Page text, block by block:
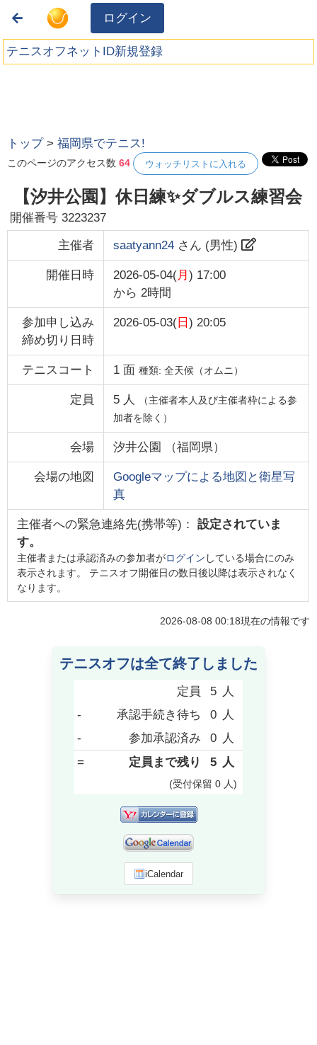
ログイン
テニスオフネットID新規登録
トップ >福岡県でテニス!
このページのアクセス数64 ウォッチリストに入れる
【汐井公園】休日練✨ダブルス練習会
開催番号3223237
主催者 saatyann24さん (男性)
開催日時 2026-05-04(月 ) 17:00
から 2時間
参加申し込み
締め切り日時
2026-05-03(日 ) 20:05
テニスコート 1面 種類: 全天候（オムニ）
定員 5 人
（主催者本人及び主催者枠による参
加者を除く）
会場 汐井公園 （福岡県）
会場の地図
Googleマップによる地図と衛星写
真
主催者への緊急連絡先(携帯等)： 設定されていま
す。
主催者または承認済みの参加者がログイン している場合にのみ
表示されます。 テニスオフ開催日の数日後以降は表示されなく
なります。
2026-08-08 00:18現在の情報です
テニスオフは全て終了しました
定員 5 人
-
承認手続き待ち 0 人
-
参加承認済み 0 人
=
定員まで残り 5 人
(受付保留 0 人)
iCalendar